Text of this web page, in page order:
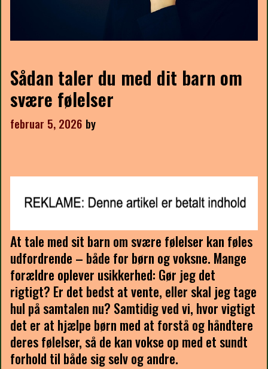
Sådan taler du med dit barn om
svære følelser
februar 5, 2026 by
At tale med sit barn om svære følelser kan føles
udfordrende – både for børn og voksne. Mange
forældre oplever usikkerhed: Gør jeg det
rigtigt? Er det bedst at vente, eller skal jeg tage
hul på samtalen nu? Samtidig ved vi, hvor vigtigt
det er at hjælpe børn med at forstå og håndtere
deres følelser, så de kan vokse op med et sundt
forhold til både sig selv og andre.